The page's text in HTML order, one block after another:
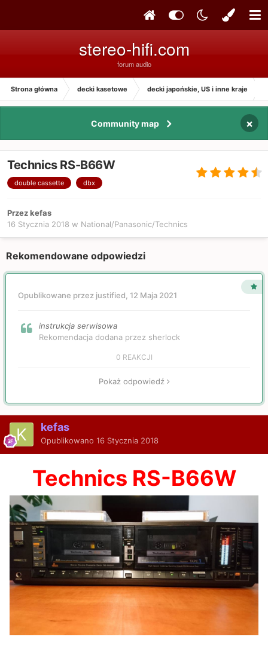
stereo-hifi.com
forum audio
Strona główna decki kasetowe decki japońskie, US i inne kraje
Community map ×
Technics RS-B66W
double cassette dbx
Przez kefas
16 Stycznia 2018 w National/Panasonic/Technics
Rekomendowane odpowiedzi
Opublikowane przez justified, 12 Maja 2021
instrukcja serwisowa
Rekomendacja dodana przez sherlock
0 REAKCJI
Pokaż odpowiedź
kefas
Opublikowano 16 Stycznia 2018
Technics RS-B66W